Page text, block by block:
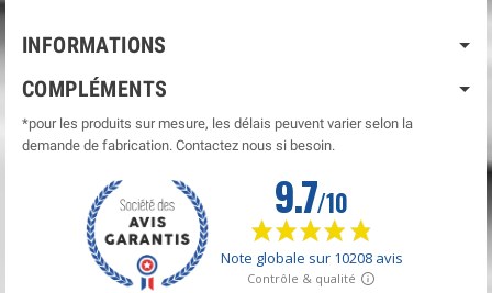
INFORMATIONS
COMPLÉMENTS
*pour les produits sur mesure, les délais peuvent varier selon la
demande de fabrication. Contactez nous si besoin.